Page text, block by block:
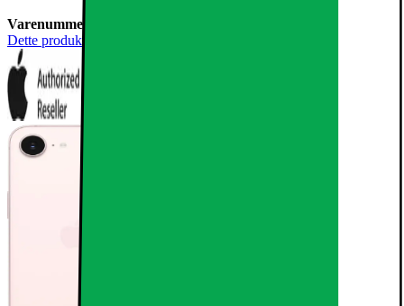
Varenummer:
Dette produkt er blevet bedømt til 4.7 ud af 5 stjerner.